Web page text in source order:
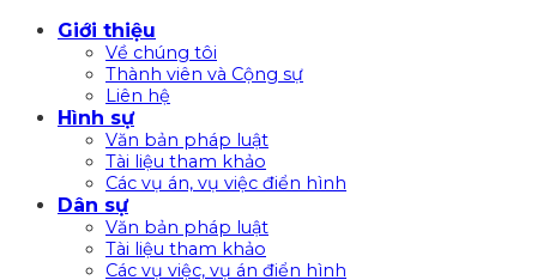
Giới thiệu
Về chúng tôi
Thành viên và Cộng sự
Liên hệ
Hình sự
Văn bản pháp luật
Tài liệu tham khảo
Các vụ án, vụ việc điển hình
Dân sự
Văn bản pháp luật
Tài liệu tham khảo
Các vụ việc, vụ án điển hình